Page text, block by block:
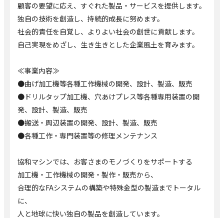
顧客の要望に応え、すぐれた製品・サービスを提供します。
独自の技術を創造し、持続的成長に努めます。
社会的責任を自覚し、よりよい社会の創世に貢献します。
自己実現をめざし、生き生きとした企業風土を育みます。
≪事業内容≫
●曲げ加工機等各種工作機械の開発、設計、製造、販売
●ドリルタップ加工機、穴あけプレス等各種専用装置の開
発、設計、製造、販売
●搬送・周辺装置の開発、設計、製造、販売
●各種工作・専門装置等の修理メンテナンス
協和マシンでは、お客さまのモノづくりをサポートする
加工機・工作機械の開発・製作・販売から、
合理的なFAシステムの構築や特殊金型の製造までトータル
に、
人と地球に快い独自の製品を創造しています。